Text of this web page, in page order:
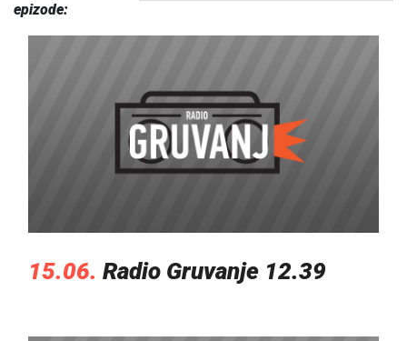
epizode:
15.06. Radio Gruvanje 12.39